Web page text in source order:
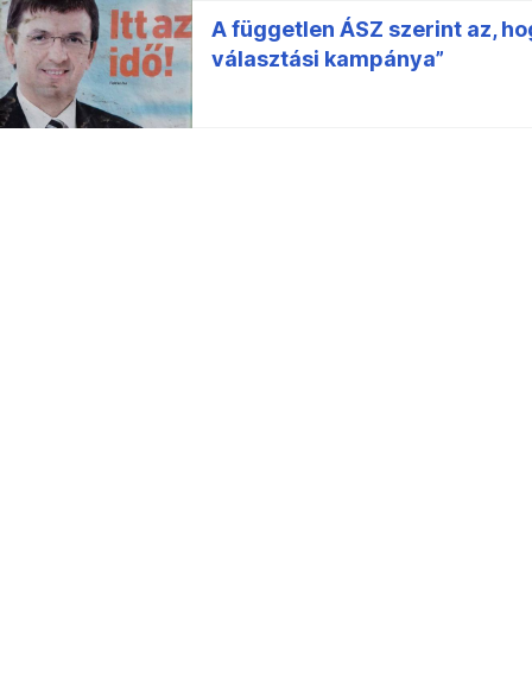
A független ÁSZ szerint az,
választási kampánya”